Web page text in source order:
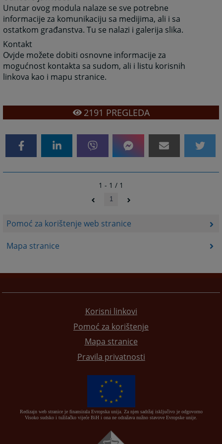
Pomoć za korištenje web stranice
Mapa stranice
Unutar ovog modula nalaze se sve potrebne
informacije za komunikaciju sa medijima, ali i sa
ostatkom građanstva. Tu se nalazi i galerija slika.
Kontakt
Ovjde možete dobiti osnovne informacije za
mogućnost kontakta sa sudom, ali i listu korisnih
linkova kao i mapu stranice.
2191 PREGLEDA
1 - 1 / 1
1
Korisni linkovi
Pomoć za korištenje
Mapa stranice
Pravila privatnosti
Redizajn web stranice je finansirala Evropska unija. Za njen sadržaj isključivo je odgovorno
Visoko sudsko i tužilačko vijeće BiH i ona ne odražava nužno stavove Evropske unije.